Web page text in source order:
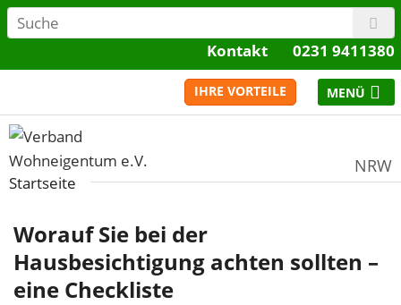
Kontakt 0231 9411380
IHRE VORTEILE
NRW
Startseite
Worauf Sie bei der
Hausbesichtigung achten sollten –
eine Checkliste